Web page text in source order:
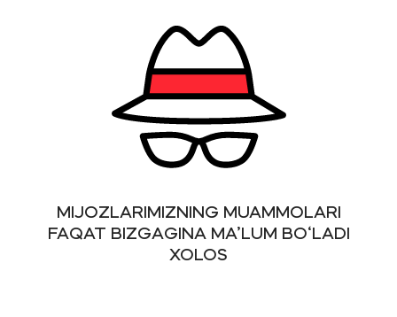
MIJOZLARIMIZNING MUAMMOLARI
FAQAT BIZGAGINA MA’LUM BO‘LADI
XOLOS